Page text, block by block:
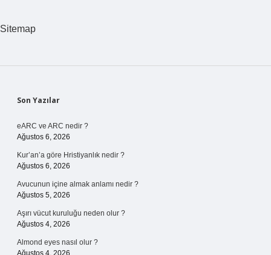
Sitemap
Sidebar
Son Yazılar
eARC ve ARC nedir ?
Ağustos 6, 2026
Kur’an’a göre Hristiyanlık nedir ?
Ağustos 6, 2026
Avucunun içine almak anlamı nedir ?
Ağustos 5, 2026
Aşırı vücut kuruluğu neden olur ?
Ağustos 4, 2026
Almond eyes nasıl olur ?
Ağustos 4, 2026